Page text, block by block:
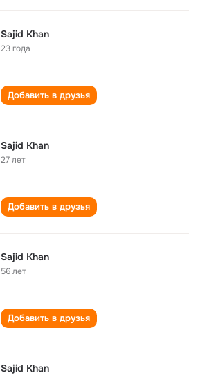
Sajid Khan
23 года
Добавить в друзья
Sajid Khan
27 лет
Добавить в друзья
Sajid Khan
56 лет
Добавить в друзья
Sajid Khan